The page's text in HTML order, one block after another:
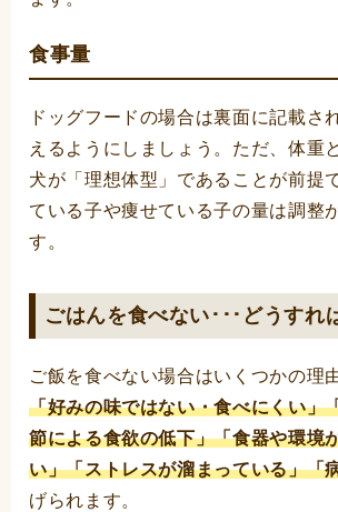
食事量
ドッグフードの場合は裏面に記載さ
えるようにしましょう。ただ、体重
犬が「理想体型」であることが前提
ている子や痩せている子の量は調整
す。
ごはんを食べない･･･どうすれ
ご飯を食べない場合はいくつかの理
「好みの味ではない・食べにくい」
節による食欲の低下」「食器や環境
い」「ストレスが溜まっている」「
げられます。